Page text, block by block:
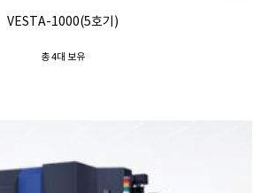
VESTA-1000(5호기)
총 4대 보유